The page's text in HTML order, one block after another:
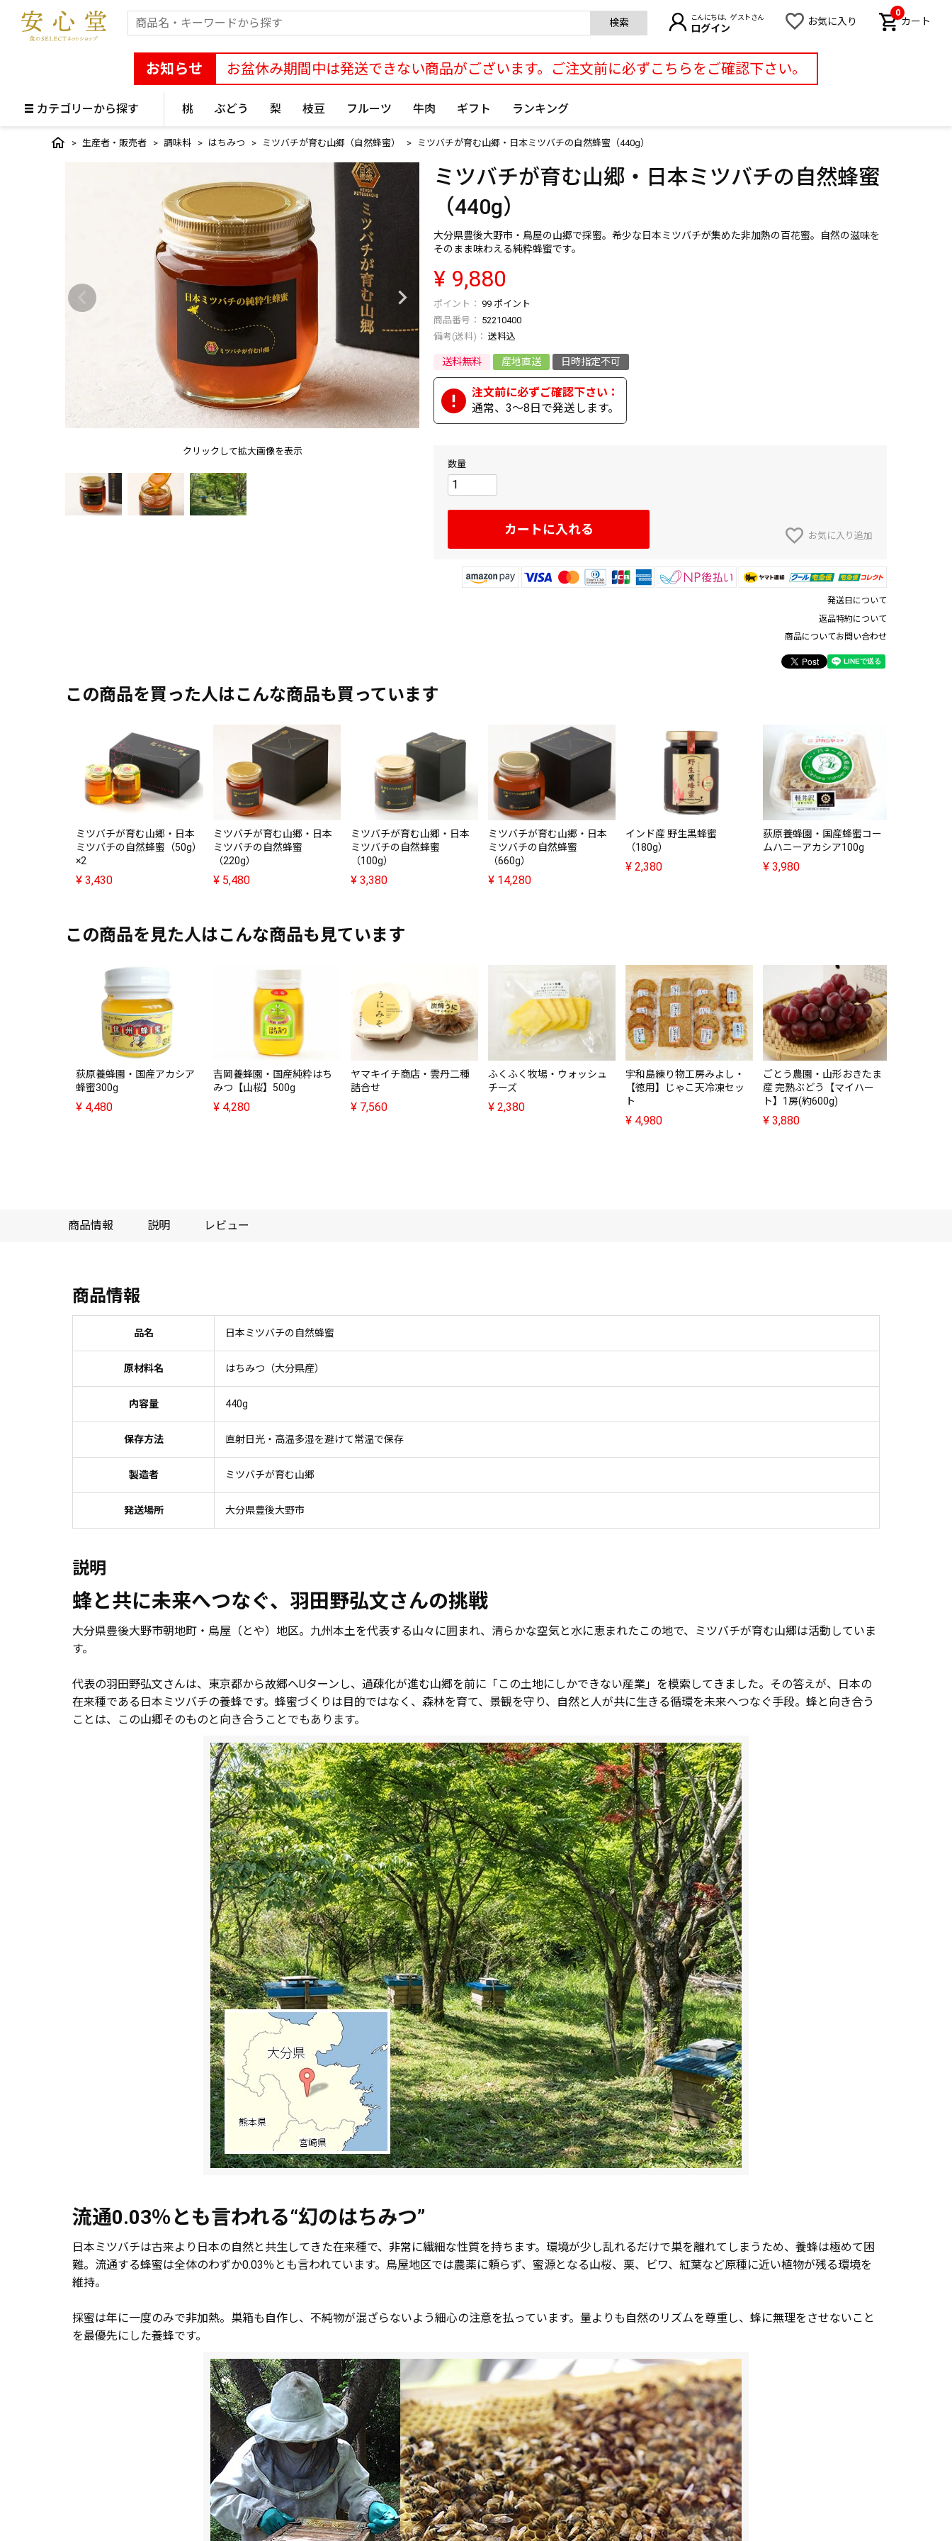
検索 こんにちは、ゲストさん
ログイン
お気に入り カート
0
お知らせ お盆休み期間中は発送できない商品がございます。ご注文前に必ずこちらをご確認下さい。
カテゴリーから探す 桃 ぶどう 梨 枝豆 フルーツ 牛肉 ギフト ランキング
生産者・販売者 調味料 はちみつ ミツバチが育む山郷（自然蜂蜜） ミツバチが育む山郷・日本ミツバチの自然蜂蜜（440g）
クリックして拡大画像を表示
ミツバチが育む山郷・日本ミツバチの自然蜂蜜
（440g）
大分県豊後大野市・鳥屋の山郷で採蜜。希少な日本ミツバチが集めた非加熱の百花蜜。自然の滋味を
そのまま味わえる純粋蜂蜜です。
¥ 9,880
99 ポイント
商品番号
52210400
送料込
送料無料 産地直送 日時指定不可
通常、3～8日で発送します。
お気に入り追加
カートに入れる
発送日について
返品特約について
商品についてお問い合わせ
この商品を買った人はこんな商品も買っています
ミツバチが育む山郷・日本
ミツバチの自然蜂蜜（50g）
×2
¥ 3,430
ミツバチが育む山郷・日本
ミツバチの自然蜂蜜
（220g）
¥ 5,480
ミツバチが育む山郷・日本
ミツバチの自然蜂蜜
（100g）
¥ 3,380
ミツバチが育む山郷・日本
ミツバチの自然蜂蜜
（660g）
¥ 14,280
インド産 野生黒蜂蜜
（180g）
¥ 2,380
荻原養蜂園・国産蜂蜜コー
ムハニーアカシア100g
¥ 3,980
この商品を見た人はこんな商品も見ています
荻原養蜂園・国産アカシア
蜂蜜300g
¥ 4,480
吉岡養蜂園・国産純粋はち
みつ【山桜】500g
¥ 4,280
ヤマキイチ商店・雲丹二種
詰合せ
¥ 7,560
ふくふく牧場・ウォッシュ
チーズ
¥ 2,380
宇和島練り物工房みよし・
【徳用】じゃこ天冷凍セッ
ト
¥ 4,980
ごとう農園・山形おきたま
産 完熟ぶどう【マイハー
ト】1房(約600g)
¥ 3,880
商品情報 説明 レビュー
商品情報
品名 日本ミツバチの自然蜂蜜
原材料名 はちみつ（大分県産）
内容量 440g
保存方法 直射日光・高温多湿を避けて常温で保存
製造者 ミツバチが育む山郷
発送場所 大分県豊後大野市
説明
蜂と共に未来へつなぐ、羽田野弘文さんの挑戦
大分県豊後大野市朝地町・鳥屋（とや）地区。九州本土を代表する山々に囲まれ、清らかな空気と水に恵まれたこの地で、ミツバチが育む山郷は活動していま
す。
代表の羽田野弘文さんは、東京都から故郷へUターンし、過疎化が進む山郷を前に「この土地にしかできない産業」を模索してきました。その答えが、日本の
在来種である日本ミツバチの養蜂です。蜂蜜づくりは目的ではなく、森林を育て、景観を守り、自然と人が共に生きる循環を未来へつなぐ手段。蜂と向き合う
ことは、この山郷そのものと向き合うことでもあります。
流通0.03％とも言われる“幻のはちみつ”
日本ミツバチは古来より日本の自然と共生してきた在来種で、非常に繊細な性質を持ちます。環境が少し乱れるだけで巣を離れてしまうため、養蜂は極めて困
難。流通する蜂蜜は全体のわずか0.03％とも言われています。鳥屋地区では農薬に頼らず、蜜源となる山桜、栗、ビワ、紅葉など原種に近い植物が残る環境を
維持。
採蜜は年に一度のみで非加熱。巣箱も自作し、不純物が混ざらないよう細心の注意を払っています。量よりも自然のリズムを尊重し、蜂に無理をさせないこと
を最優先にした養蜂です。